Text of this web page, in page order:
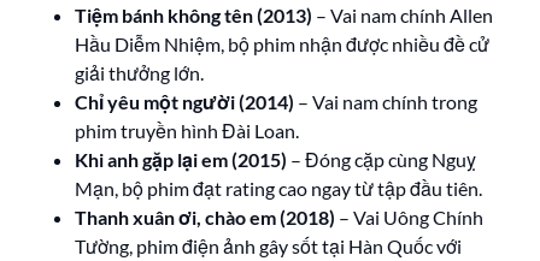
Tiệm bánh không tên (2013) – Vai nam chính Allen
Hầu Diễm Nhiệm, bộ phim nhận được nhiều đề cử
giải thưởng lớn.
Chỉ yêu một người (2014) – Vai nam chính trong
phim truyền hình Đài Loan.
Khi anh gặp lại em (2015) – Đóng cặp cùng Nguỵ
Mạn, bộ phim đạt rating cao ngay từ tập đầu tiên.
Thanh xuân ơi, chào em (2018) – Vai Uông Chính
Tường, phim điện ảnh gây sốt tại Hàn Quốc với